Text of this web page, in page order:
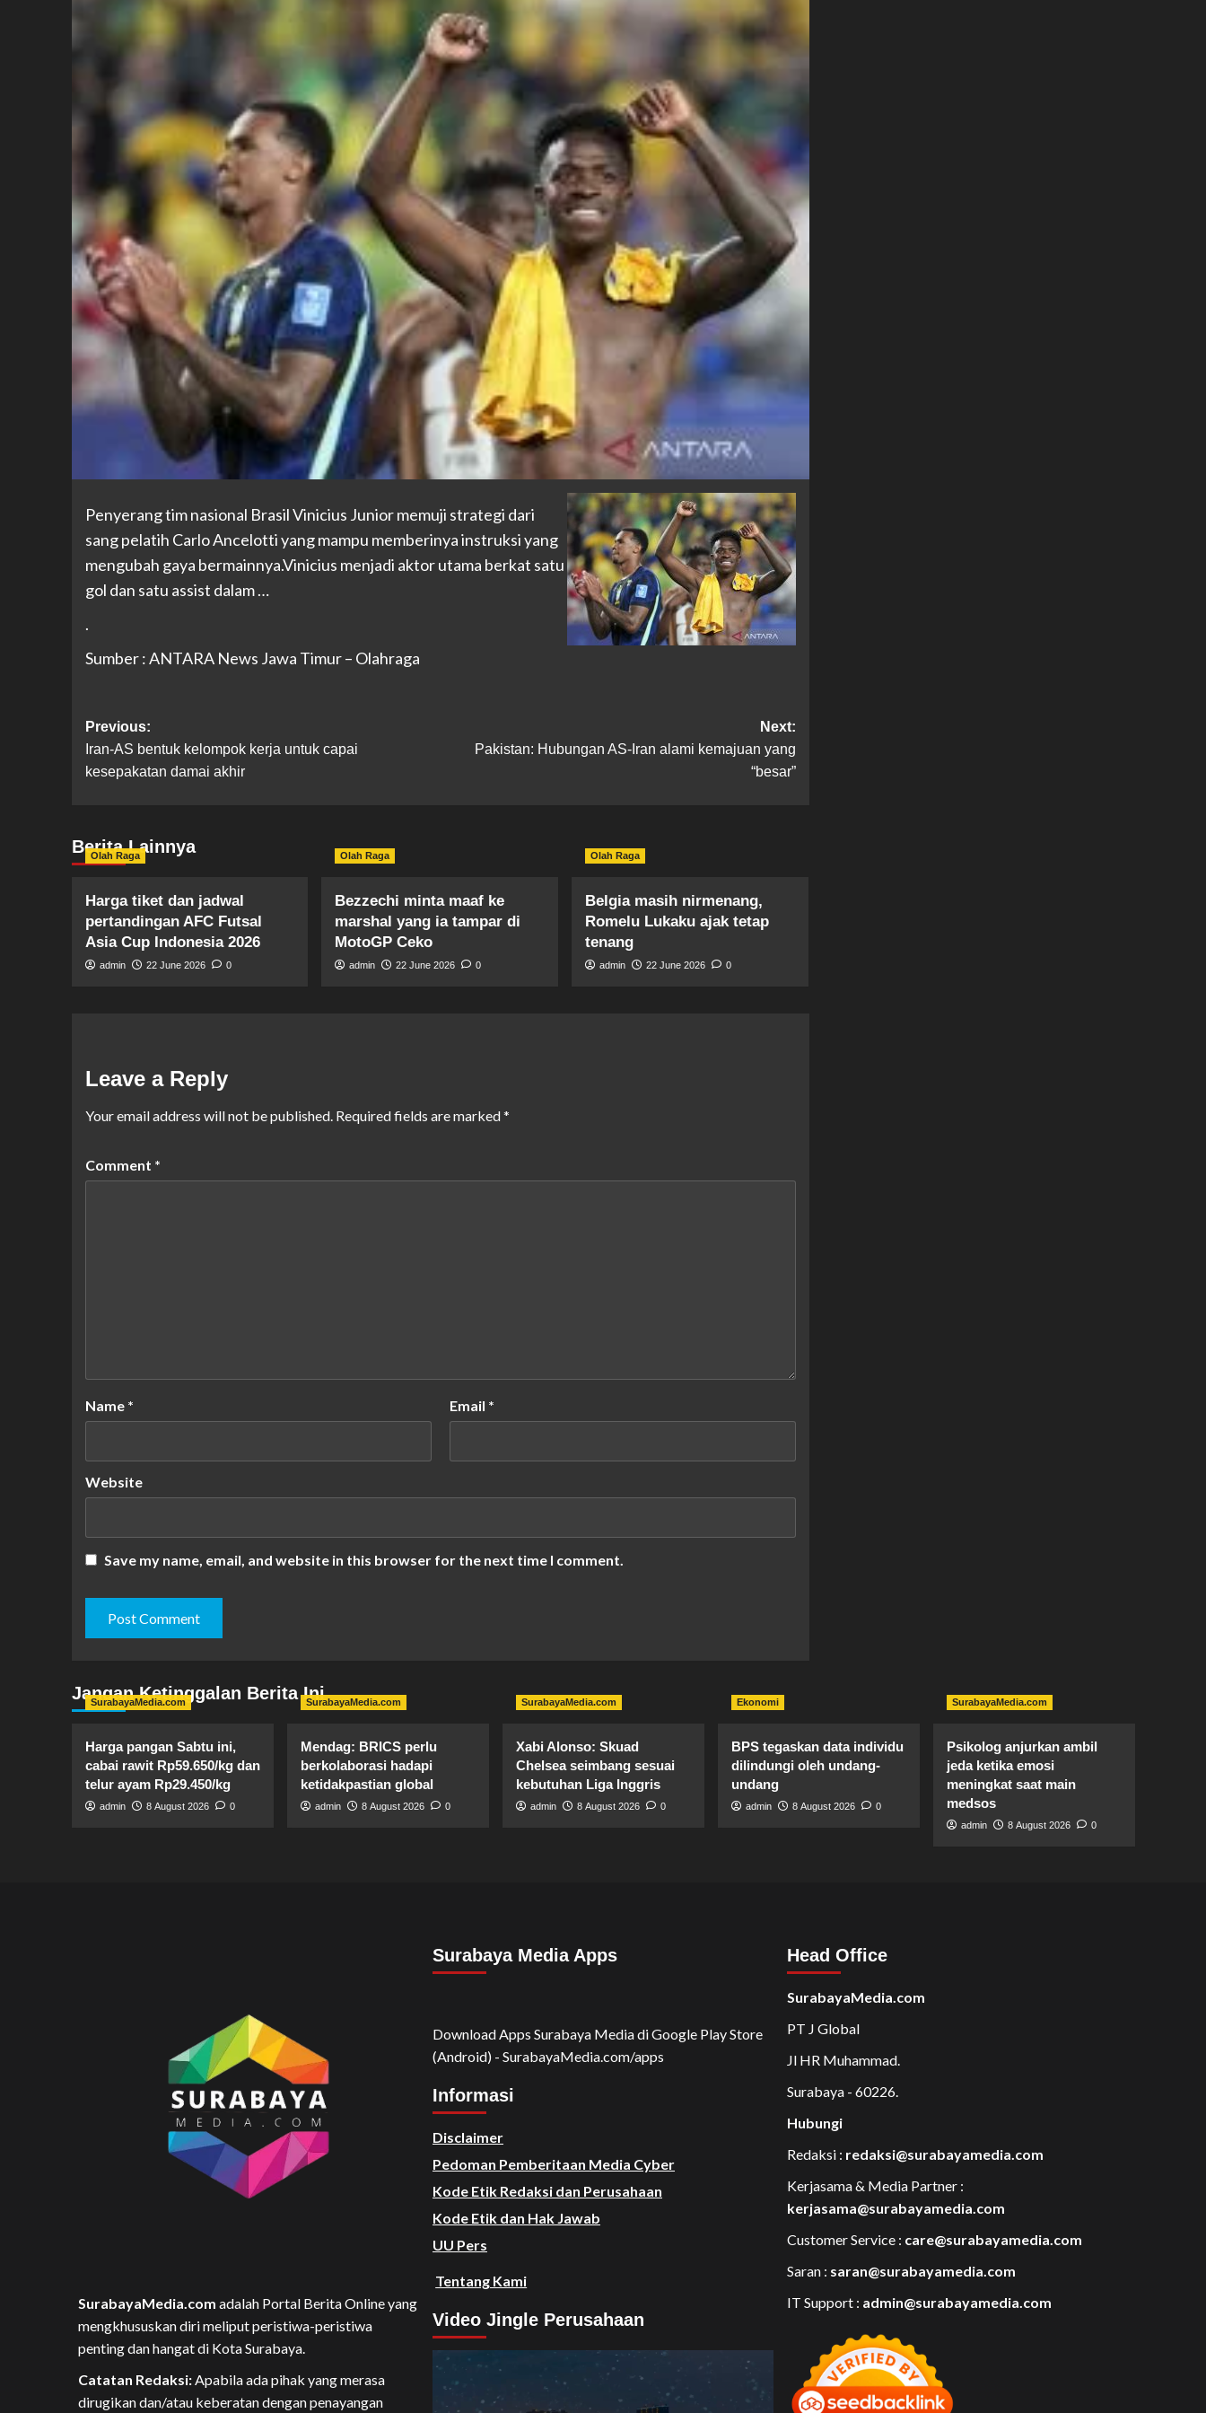
Penyerang tim nasional Brasil Vinicius Junior memuji strategi dari
sang pelatih Carlo Ancelotti yang mampu memberinya instruksi yang
mengubah gaya bermainnya.Vinicius menjadi aktor utama berkat satu
gol dan satu assist dalam …
.
Sumber : ANTARA News Jawa Timur – Olahraga
Previous:
Iran-AS bentuk kelompok kerja untuk capai
kesepakatan damai akhir
Next:
Pakistan: Hubungan AS-Iran alami kemajuan yang
“besar”
Berita Lainnya
Olah Raga
Harga tiket dan jadwal
pertandingan AFC Futsal
Asia Cup Indonesia 2026
admin 22 June 2026 0
Olah Raga
Bezzechi minta maaf ke
marshal yang ia tampar di
MotoGP Ceko
admin 22 June 2026 0
Olah Raga
Belgia masih nirmenang,
Romelu Lukaku ajak tetap
tenang
admin 22 June 2026 0
Leave a Reply
Your email address will not be published. Required fields are marked*
Comment *
Name * Email *
Website
Save my name, email, and website in this browser for the next time I comment.
Jangan Ketinggalan Berita Ini
SurabayaMedia.com
Harga pangan Sabtu ini,
cabai rawit Rp59.650/kg dan
telur ayam Rp29.450/kg
admin 8 August 2026 0
SurabayaMedia.com
Mendag: BRICS perlu
berkolaborasi hadapi
ketidakpastian global
admin 8 August 2026 0
SurabayaMedia.com
Xabi Alonso: Skuad
Chelsea seimbang sesuai
kebutuhan Liga Inggris
admin 8 August 2026 0
Ekonomi
BPS tegaskan data individu
dilindungi oleh undang-
undang
admin 8 August 2026 0
SurabayaMedia.com
Psikolog anjurkan ambil
jeda ketika emosi
meningkat saat main
medsos
admin 8 August 2026 0
SurabayaMedia.com adalah Portal Berita Online yang
mengkhususkan diri meliput peristiwa-peristiwa
penting dan hangat di Kota Surabaya.
Catatan Redaksi:Apabila ada pihak yang merasa
dirugikan dan/atau keberatan dengan penayangan
Surabaya Media Apps
Download Apps Surabaya Media di Google Play Store
(Android) - SurabayaMedia.com/apps
Informasi
Disclaimer
Pedoman Pemberitaan Media Cyber
Kode Etik Redaksi dan Perusahaan
Kode Etik dan Hak Jawab
UU Pers
Tentang Kami
Video Jingle Perusahaan
Video
Player
Head Office
SurabayaMedia.com
PT J Global
Jl HR Muhammad.
Surabaya - 60226.
Hubungi
Redaksi : redaksi@surabayamedia.com
Kerjasama & Media Partner :
kerjasama@surabayamedia.com
Customer Service : care@surabayamedia.com
Saran : saran@surabayamedia.com
IT Support : admin@surabayamedia.com